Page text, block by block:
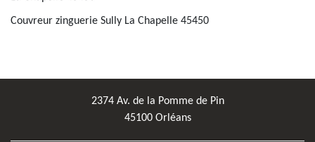
Couvreur zinguerie Sully La Chapelle 45450
2374 Av. de la Pomme de Pin
45100 Orléans